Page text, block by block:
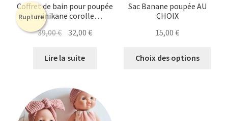
Rupture
Coffret de bain pour poupée
minikane corolle
personnalisé
39,00€ Le
initial
32,00 €Le
Lire la suite
Sac Banane poupée AU
CHOIX
15,00€
Choix des options